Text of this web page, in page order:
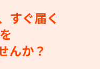
すぐ届く
んか？